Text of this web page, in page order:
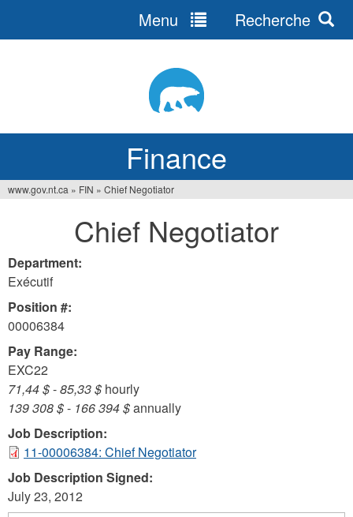
Finance
Menu Recherche
here
www.gov.nt.ca » FIN » Chief Negotiator
Chief Negotiator
Department:
Exécutif
Position #:
00006384
Pay Range:
EXC22
71,44 $-85,33 $ hourly
139 308 $- 166 394 $annually
Job Description:
11-00006384: Chief Negotiator
Job Description Signed:
July 23, 2012